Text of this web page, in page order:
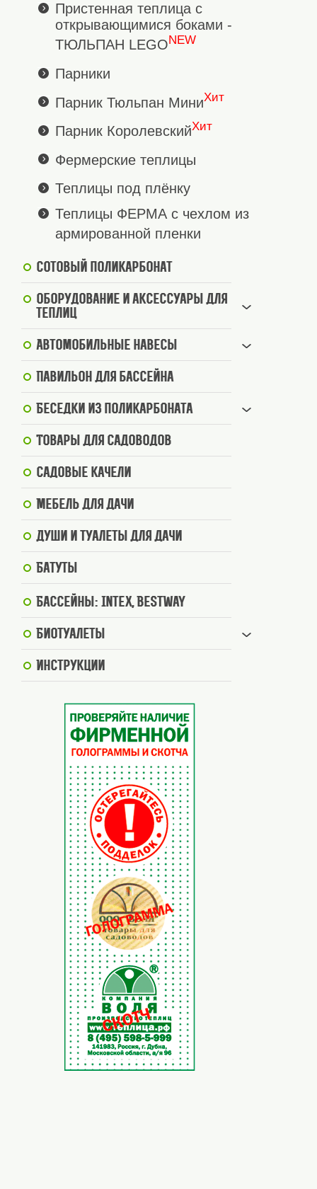
Пристенная теплица с
открывающимися боками -
ТЮЛЬПАН LEGONEW
Парники
Парник Тюльпан МиниХит
Парник КоролевскийХит
Фермерские теплицы
Теплицы под плёнку
Теплицы ФЕРМА с чехлом из
армированной пленки
Сотовый поликарбонат
Оборудование и аксессуары для
теплиц
Автомобильные навесы
Павильон для бассейна
Беседки из поликарбоната
Товары для садоводов
Садовые качели
Мебель для дачи
Души и туалеты для дачи
Батуты
Бассейны: Intex, BestWay
Биотуалеты
Инструкции